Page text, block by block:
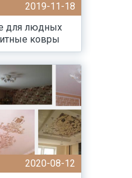
2019-11-18
для людных
ковры
2020-08-12